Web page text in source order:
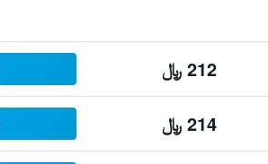
212 ﷼
214 ﷼